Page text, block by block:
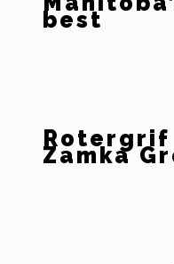
best
Rotergrif
Zamka